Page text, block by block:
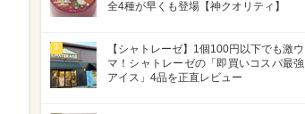
全4種が早くも登場【神クオリティ】
3
【シャトレーゼ】1個100円以下でも激ウ
マ！シャトレーゼの「即買いコスパ最強
アイス」4品を正直レビュー